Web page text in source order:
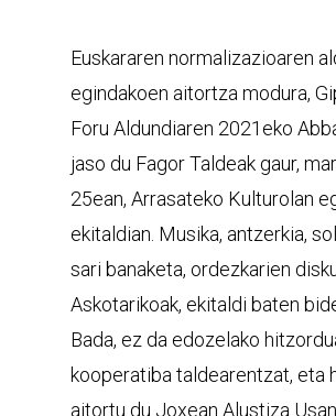
Euskararen normalizazioaren
egindakoen aitortza modura,
Foru Aldundiaren 2021eko
jaso du Fagor Taldeak gaur,
25ean, Arrasateko Kulturolan
ekitaldian. Musika, antzerkia,
sari banaketa, ordezkarien
Askotarikoak, ekitaldi baten
Bada, ez da edozelako
kooperatiba taldearentzat, eta
aitortu du Joxean Alustiza